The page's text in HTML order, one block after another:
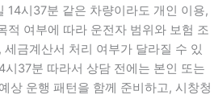
시37분 같은 차량이라도 개인 이용,
적 여부에 따라 운전자 범위와 보험 조
금계산서 처리 여부가 달라질 수 있
37분 따라서 상담 전에는 본인 또는
상 운행 패턴을 함께 준비하고, 시창청